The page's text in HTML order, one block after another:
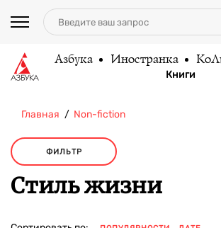
Азбука Иностранка
Книги
Главная Non-fiction
ФИЛЬТР
Стиль жизни